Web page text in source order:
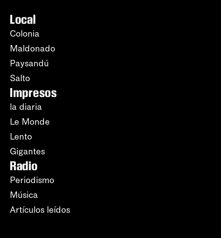
Local
Colonia
Maldonado
Paysandú
Salto
Impresos
la diaria
Le Monde
Lento
Gigantes
Radio
Periodismo
Música
Artículos leídos